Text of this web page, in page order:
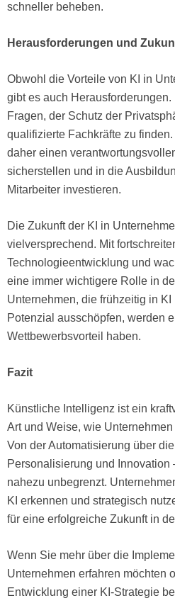
schneller beheben.
Herausforderungen und
Obwohl die Vorteile von KI in
gibt es auch
Fragen, der Schutz der
qualifizierte Fachkräfte zu
daher einen
sicherstellen und in die
Mitarbeiter investieren.
Die Zukunft der KI in
vielversprechend. Mit
Technologieentwicklung und
eine immer wichtigere Rolle in
Unternehmen, die frühzeitig in
Potenzial ausschöpfen, werden
Wettbewerbsvorteil haben.
Fazit
Künstliche Intelligenz ist ein
Art und Weise, wie
Von der Automatisierung über
Personalisierung und Innovation
nahezu unbegrenzt.
KI erkennen und strategisch
für eine erfolgreiche Zukunft in
Wenn Sie mehr über die
Unternehmen erfahren möchten
Entwicklung einer KI-Strategie